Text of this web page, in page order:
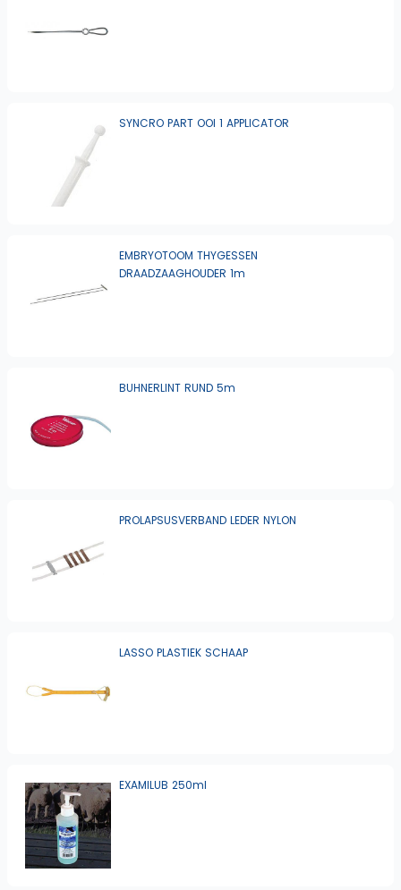
SYNCRO PART OOI 1 APPLICATOR
EMBRYOTOOM THYGESSEN
DRAADZAAGHOUDER 1m
BUHNERLINT RUND 5m
PROLAPSUSVERBAND LEDER NYLON
LASSO PLASTIEK SCHAAP
EXAMILUB 250ml